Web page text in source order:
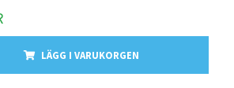
LÄGG I VARUKORGEN